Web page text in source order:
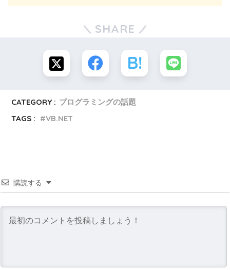
SHARE
CATEGORY : プログラミングの話題
TAGS :
VB.NET
購読する